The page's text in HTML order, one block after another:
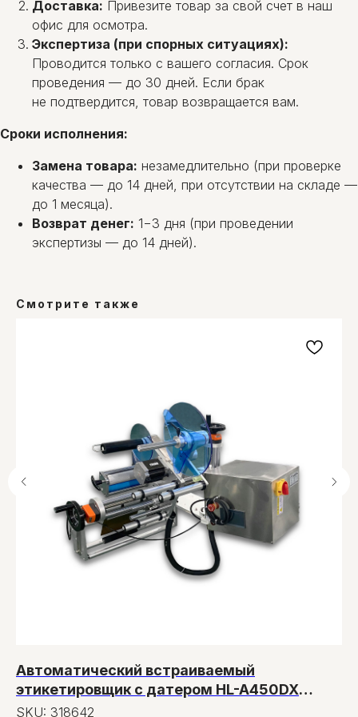
Доставка: Привезите товар за свой счет в наш
офис для осмотра.
Экспертиза (при спорных ситуациях):
Проводится только с вашего согласия. Срок
проведения — до 30 дней. Если брак
не подтвердится, товар возвращается вам.
Сроки исполнения:
Замена товара: незамедлительно (при проверке
качества — до 14 дней, при отсутствии на складе —
до 1 месяца).
Возврат денег: 1−3 дня (при проведении
экспертизы — до 14 дней).
Смотрите также
Автоматический встраиваемый
этикетировщик c датером HL-A450DX
(нижн. подача, W пленки до 450 мм)
SKU: 318642